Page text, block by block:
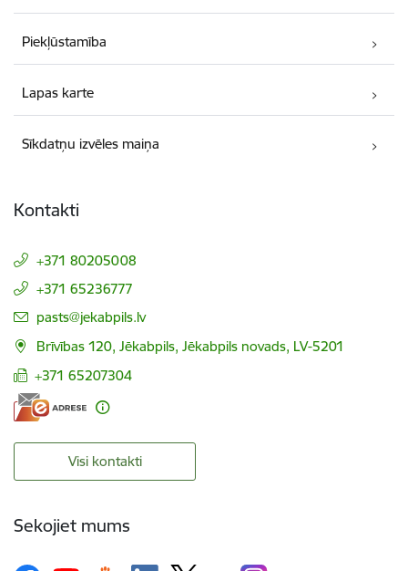
Piekļūstamība
Lapas karte
Sīkdatņu izvēles maiņa
Kontakti
+371 80205008
+371 65236777
E-pasts:
pasts@jekabpils.lv
Brīvības 120, Jēkabpils, Jēkabpils novads, LV-5201
+371 65207304
Visi kontakti
Sekojiet mums